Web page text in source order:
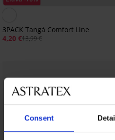
Consent
3PACK Tangá Comfort Line
4,20 €13,99 €
Z rovnakej kolekcie